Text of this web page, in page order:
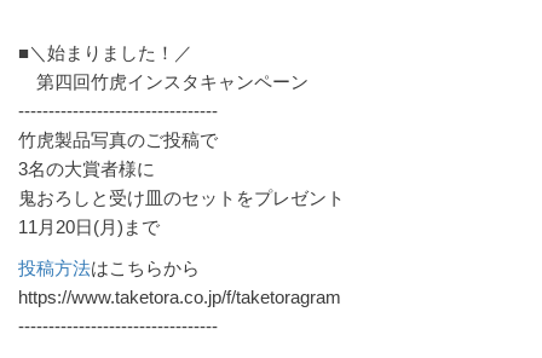
■＼始まりました！／
第四回竹虎インスタキャンペーン
---------------------------------
竹虎製品写真のご投稿で
3名の大賞者様に
鬼おろしと受け皿のセットをプレゼント
11月20日(月)まで
投稿方法はこちらから
https://www.taketora.co.jp/f/taketoragram
---------------------------------